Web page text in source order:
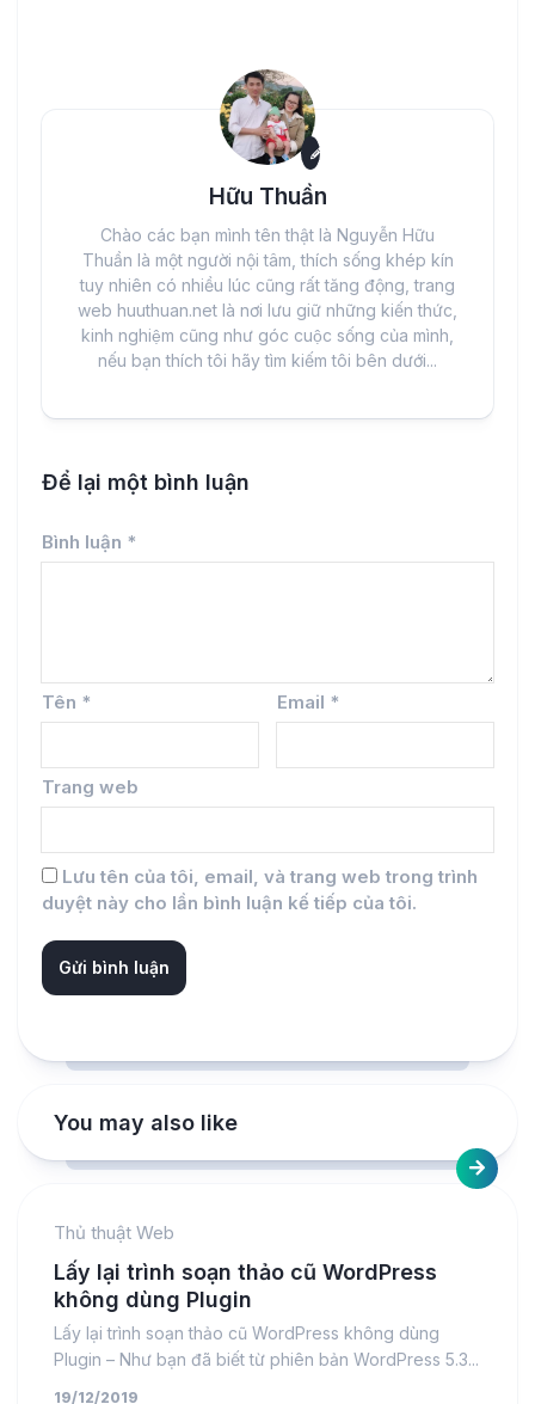
Hữu Thuần
Chào các bạn mình tên thật là Nguyễn Hữu
Thuần là một người nội tâm, thích sống khép kín
tuy nhiên có nhiều lúc cũng rất tăng động, trang
web huuthuan.net là nơi lưu giữ những kiến thức,
kinh nghiệm cũng như góc cuộc sống của mình,
nếu bạn thích tôi hãy tìm kiếm tôi bên dưới...
Để lại một bình luận
Bình luận *
Tên * Email *
Trang web
Lưu tên của tôi, email, và trang web trong trình
duyệt này cho lần bình luận kế tiếp của tôi.
You may also like
Thủ thuật Web
Lấy lại trình soạn thảo cũ WordPress
không dùng Plugin
Lấy lại trình soạn thảo cũ WordPress không dùng
Plugin – Như bạn đã biết từ phiên bản WordPress 5.3...
19/12/2019